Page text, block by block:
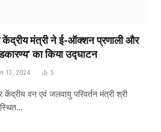
केंद्रीय मंत्री ने ई-ऑक्शन प्रणाली और
का किया उद्घाटन
13, 2024 5
वन एवं जलवायु परिवर्तन मंत्री श्री